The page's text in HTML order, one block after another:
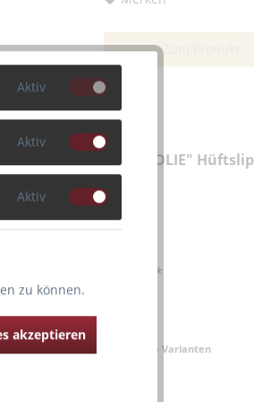
Zum Produkt
"A LA FOLIE" Hüftslip
72,00 € *
Verfügbare Varianten
Aktiv
Aktiv
Aktiv
zu können.
akzeptieren